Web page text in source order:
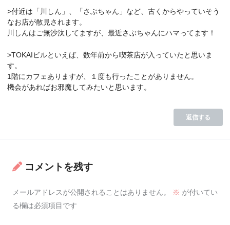
>付近は「川しん」、「さぶちゃん」など、古くからやっていそう
なお店が散見されます。
川しんはご無沙汰してますが、最近さぶちゃんにハマってます！
>TOKAIビルといえば、数年前から喫茶店が入っていたと思いま
す。
1階にカフェありますが、１度も行ったことがありません。
機会があればお邪魔してみたいと思います。
返信する
コメントを残す
メールアドレスが公開されることはありません。 ※ が付いてい
る欄は必須項目です